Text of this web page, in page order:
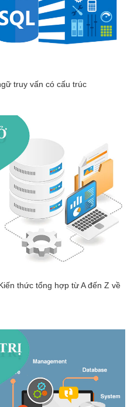
truy vấn có cấu trúc
thức tổng hợp từ A đến Z về